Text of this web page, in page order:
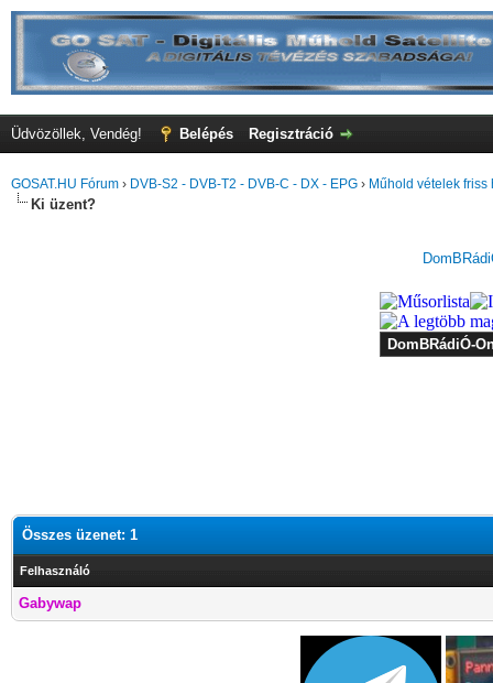
Üdvözöllek, Vendég! Belépés Regisztráció
GOSAT.HU Fórum › DVB-S2 - DVB-T2 - DVB-C - DX - EPG › Műhold vételek friss
Ki üzent?
Összes üzenet: 1
Felhasználó
Gabywap